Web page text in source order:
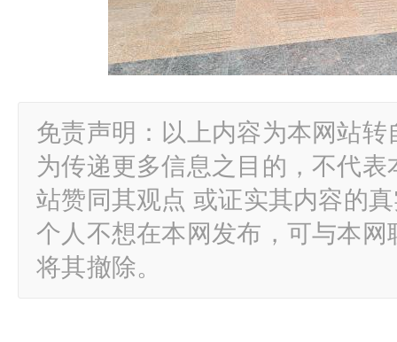
免责声明：以上内容为本网站
为传递更多信息之目的，不代
站赞同其观点 或证实其内容的
个人不想在本网发布，可与本
将其撤除。